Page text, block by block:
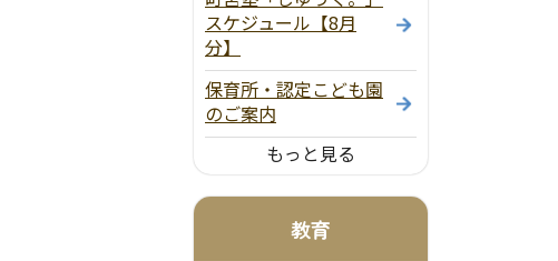
スケジュール【8月
分】
保育所・認定こども園
のご案内
もっと見る
教育